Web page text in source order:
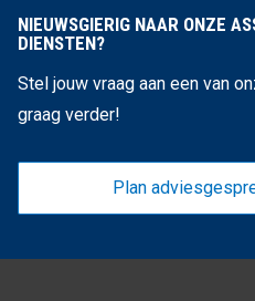
NIEUWSGIERIG NAAR ONZE
DIENSTEN?
Stel jouw vraag aan een van
graag verder!
Plan